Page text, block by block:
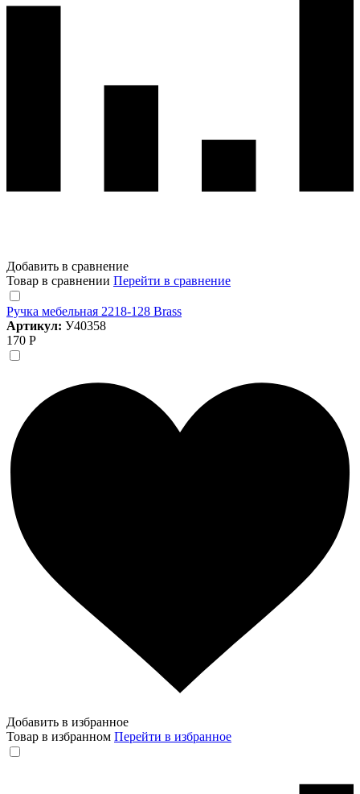
Добавить в сравнение
Товар в сравнении Перейти в сравнение
Ручка мебельная 2218-128 Brass
Артикул: У40358
170 Р
Добавить в избранное
Товар в избранном Перейти в избранное